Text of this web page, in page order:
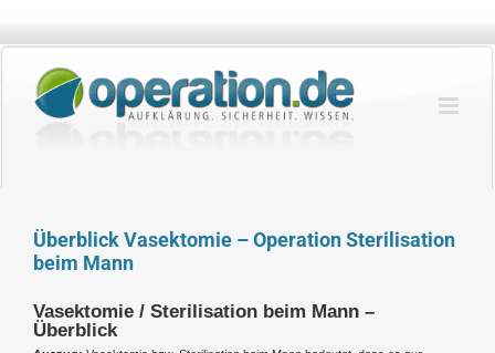
springen
Überblick Vasektomie – Operation Sterilisation
beim Mann
Vasektomie / Sterilisation beim Mann –
Überblick